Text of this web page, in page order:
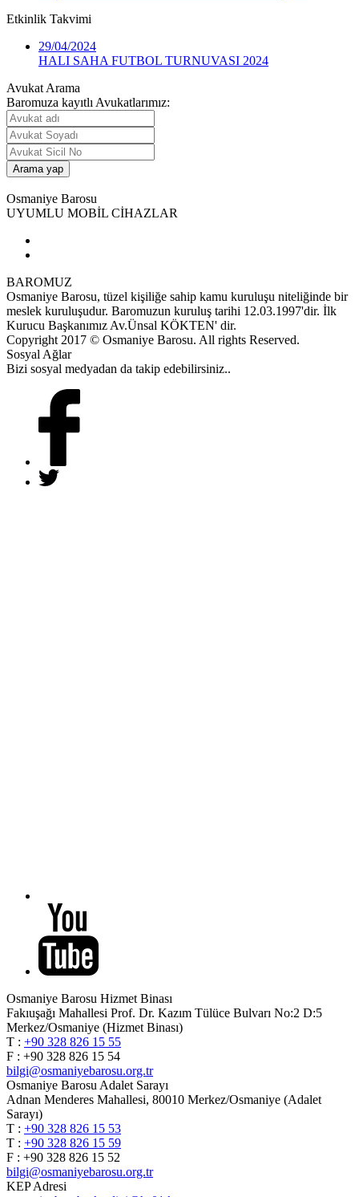
Etkinlik Takvimi
29/04/2024
HALI SAHA FUTBOL TURNUVASI 2024
Avukat Arama
Baromuza kayıtlı Avukatlarımız:
Osmaniye Barosu
UYUMLU MOBİL CİHAZLAR
BAROMUZ
Osmaniye Barosu, tüzel kişiliğe sahip kamu kuruluşu niteliğinde bir
meslek kuruluşudur. Baromuzun kuruluş tarihi 12.03.1997'dir. İlk
Kurucu Başkanımız Av.Ünsal KÖKTEN' dir.
Copyright 2017 © Osmaniye Barosu. All rights Reserved.
Sosyal Ağlar
Bizi sosyal medyadan da takip edebilirsiniz..
Osmaniye Barosu Hizmet Binası
Fakıuşağı Mahallesi Prof. Dr. Kazım Tülüce Bulvarı No:2 D:5
Merkez/Osmaniye (Hizmet Binası)
T : +90 328 826 15 55
F : +90 328 826 15 54
bilgi@osmaniyebarosu.org.tr
Osmaniye Barosu Adalet Sarayı
Adnan Menderes Mahallesi, 80010 Merkez/Osmaniye (Adalet
Sarayı)
T : +90 328 826 15 53
T : +90 328 826 15 59
F : +90 328 826 15 52
bilgi@osmaniyebarosu.org.tr
KEP Adresi